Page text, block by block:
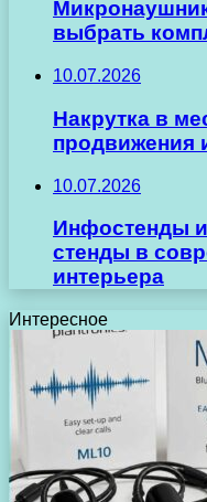
выбрать
10.07.2026
Накрутка в
продвижения
10.07.2026
Инфостенды
стенды в
интерьера
Интересное